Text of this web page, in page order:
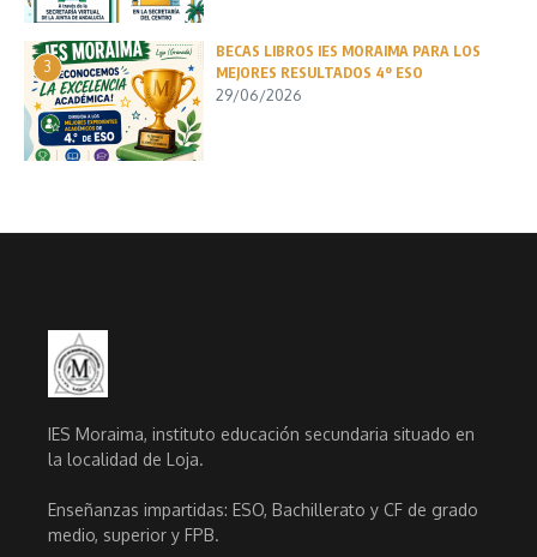
3
BECAS LIBROS IES MORAIMA PARA LOS
MEJORES RESULTADOS 4º ESO
29/06/2026
IES Moraima, instituto educación secundaria situado en
la localidad de Loja.
Enseñanzas impartidas: ESO, Bachillerato y CF de grado
medio, superior y FPB.